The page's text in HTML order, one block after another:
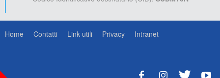
Home Contatti Link utili Privacy Intranet